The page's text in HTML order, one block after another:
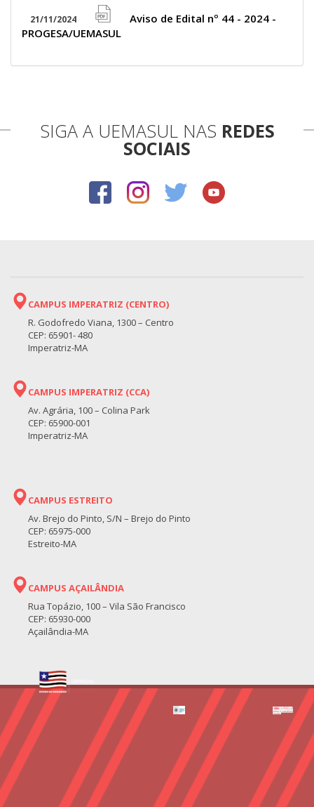
icon
21/11/2024
file
icon
Aviso de Edital nº 44 - 2024 -
PROGESA/UEMASUL
SIGA A UEMASUL NAS REDES
SOCIAIS
CAMPUS IMPERATRIZ (CENTRO)
R. Godofredo Viana, 1300 – Centro
CEP: 65901- 480
Imperatriz-MA
CAMPUS IMPERATRIZ (CCA)
Av. Agrária, 100 – Colina Park
CEP: 65900-001
Imperatriz-MA
CAMPUS ESTREITO
Av. Brejo do Pinto, S/N – Brejo do Pinto
CEP: 65975-000
Estreito-MA
CAMPUS AÇAILÂNDIA
Rua Topázio, 100 – Vila São Francisco
CEP: 65930-000
Açailândia-MA